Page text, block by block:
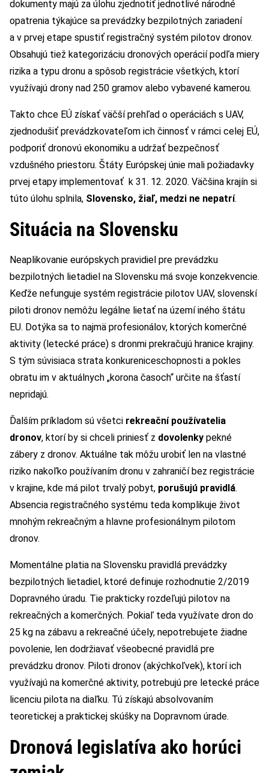
dokumenty majú za úlohu zjednotiť jednotlivé národné
opatrenia týkajúce sa prevádzky bezpilotných zariadení
a v prvej etape spustiť registračný systém pilotov dronov.
Obsahujú tiež kategorizáciu dronových operácií podľa miery
rizika a typu dronu a spôsob registrácie všetkých, ktorí
využívajú drony nad 250 gramov alebo vybavené kamerou.
Takto chce EÚ získať väčší prehľad o operáciách s UAV,
zjednodušiť prevádzkovateľom ich činnosť v rámci celej EÚ,
podporiť dronovú ekonomiku a udržať bezpečnosť
vzdušného priestoru. Štáty Európskej únie mali požiadavky
prvej etapy implementovať k 31. 12. 2020. Väčšina krajín si
túto úlohu splnila, Slovensko, žiaľ, medzi ne nepatrí.
Situácia na Slovensku
Neaplikovanie európskych pravidiel pre prevádzku
bezpilotných lietadiel na Slovensku má svoje konzekvencie.
Keďže nefunguje systém registrácie pilotov UAV, slovenskí
piloti dronov nemôžu legálne lietať na území iného štátu
EU. Dotýka sa to najmä profesionálov, ktorých komerčné
aktivity (letecké práce) s dronmi prekračujú hranice krajiny.
S tým súvisiaca strata konkureniceschopnosti a pokles
obratu im v aktuálnych „korona časoch“ určite na šťastí
nepridajú.
Ďalším príkladom sú všetci rekreační používatelia
dronov, ktorí by si chceli priniesť z dovolenky pekné
zábery z dronov. Aktuálne tak môžu urobiť len na vlastné
riziko nakoľko používaním dronu v zahraničí bez registrácie
v krajine, kde má pilot trvalý pobyt, porušujú pravidlá.
Absencia registračného systému teda komplikuje život
mnohým rekreačným a hlavne profesionálnym pilotom
dronov.
Momentálne platia na Slovensku pravidlá prevádzky
bezpilotných lietadiel, ktoré definuje rozhodnutie 2/2019
Dopravného úradu. Tie prakticky rozdeľujú pilotov na
rekreačných a komerčných. Pokiaľ teda využívate dron do
25 kg na zábavu a rekreačné účely, nepotrebujete žiadne
povolenie, len dodržiavať všeobecné pravidlá pre
prevádzku dronov. Piloti dronov (akýchkoľvek), ktorí ich
využívajú na komerčné aktivity, potrebujú pre letecké práce
licenciu pilota na diaľku. Tú získajú absolvovaním
teoretickej a praktickej skúšky na Dopravnom úrade.
Dronová legislatíva ako horúci